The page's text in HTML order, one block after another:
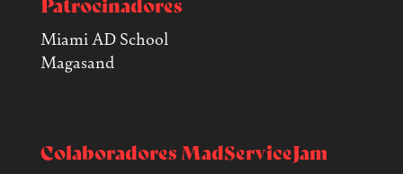
Patrocinadores
Miami AD School
Magasand
Colaboradores MadServiceJam